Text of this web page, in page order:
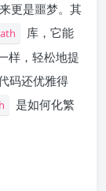
更是噩梦。其
库，它能
样，轻松地提
码还优雅得
是如何化繁